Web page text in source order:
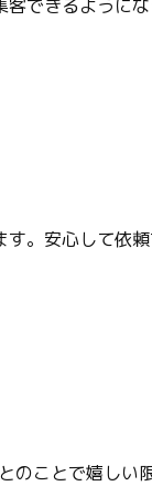
できるように
。安心して依頼
ことで嬉しい